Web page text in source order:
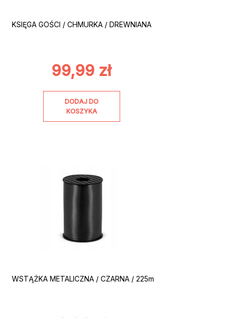
KSIĘGA GOŚCI / CHMURKA / DREWNIANA
99,99 zł
DODAJ DO
KOSZYKA
WSTĄŻKA METALICZNA / CZARNA / 225m